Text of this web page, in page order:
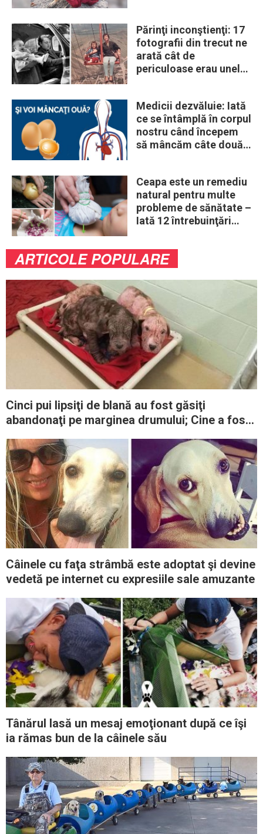
Părinţi inconştienţi: 17
fotografii din trecut ne
arată cât de
periculoase erau unele
Medicii dezvăluie: Iată
ce se întâmplă în corpul
nostru când începem
să mâncăm câte două
Ceapa este un remediu
natural pentru multe
probleme de sănătate –
Iată 12 întrebuinţări
ARTICOLE POPULARE
Cinci pui lipsiţi de blană au fost găsiţi
abandonaţi pe marginea drumului; Cine a fost
Câinele cu faţa strâmbă este adoptat şi devine
vedetă pe internet cu expresiile sale amuzante
Tânărul lasă un mesaj emoţionant după ce îşi
ia rămas bun de la câinele său